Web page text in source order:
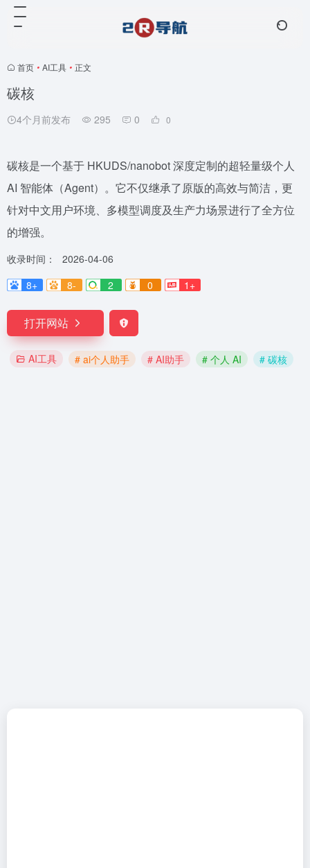
首页 • AI工具 • 正文
碳核
4个月前发布 295 0 0
碳核是一个基于 HKUDS/nanobot 深度定制的超轻量级个人
AI 智能体（Agent）。它不仅继承了原版的高效与简洁，更
针对中文用户环境、多模型调度及生产力场景进行了全方位
的增强。
收录时间：
2026-04-06
8+
8- 2 0 1+
打开网站
AI工具 # ai个人助手 # AI助手 # 个人 AI # 碳核